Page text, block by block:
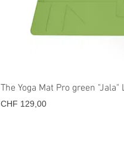
The Yoga Mat Pro green
Prijs
CHF 129,00